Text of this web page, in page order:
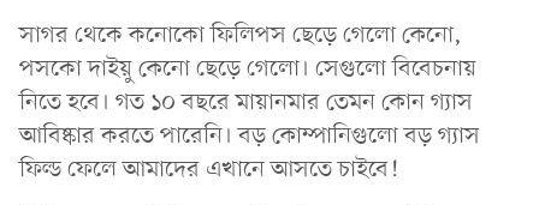
সাগর থেকে কনোকো ফিলিপস ছেড়ে গেলো কেনো,
পসকো দাইয়ু কেনো ছেড়ে গেলো। সেগুলো বিবেচনায়
নিতে হবে। গত ১০ বছরে মায়ানমার তেমন কোন গ্যাস
আবিষ্কার করতে পারেনি। বড় কোম্পানিগুলো বড় গ্যাস
ফিল্ড ফেলে আমাদের এখানে আসতে চাইবে!